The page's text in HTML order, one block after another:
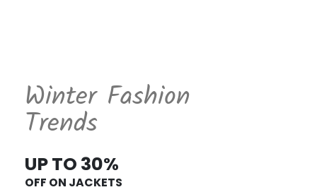
Winter Fashion
Trends
UP TO 30%
OFF ON JACKETS